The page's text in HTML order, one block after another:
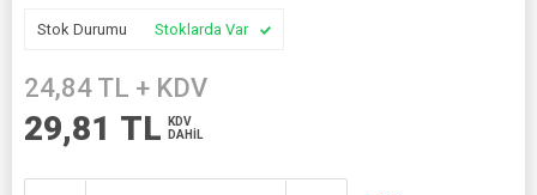
Stok Durumu Stoklarda Var
24,84 TL + KDV
29,81 TL
KDV
DAHİL